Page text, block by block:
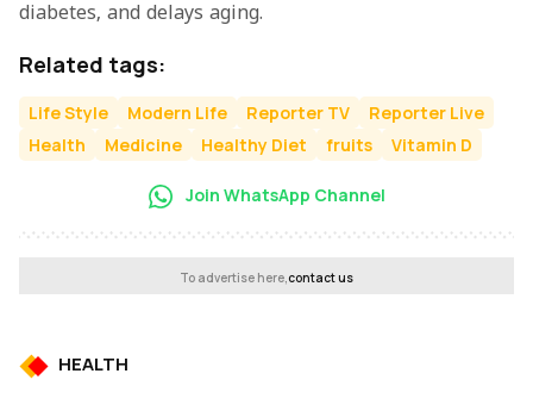
diabetes, and delays aging.
Related tags:
Life Style Modern Life Reporter TV
Reporter Live
Health
Medicine Healthy Diet fruits Vitamin D
Join WhatsApp Channel
To advertise here,contact us
HEALTH